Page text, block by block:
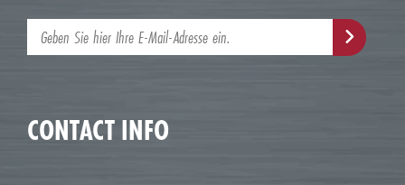
CONTACT INFO